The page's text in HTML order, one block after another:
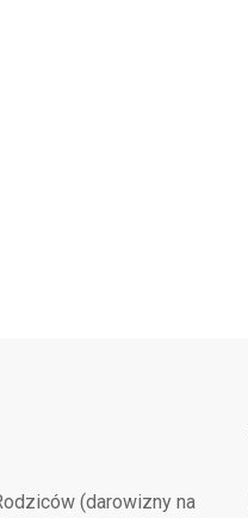
(darowizny na